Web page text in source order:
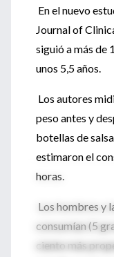
En el nuevo
Journal of
siguió a más de
unos 5,5 años.
Los autores
peso antes y
botellas de
estimaron el
horas.
Los hombres y
consumían (5
ciento más